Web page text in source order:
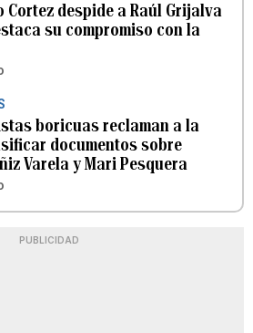
Cortez despide a Raúl Grijalva
su compromiso con la
boricuas reclaman a la
documentos sobre
Varela y Mari Pesquera
PUBLICIDAD